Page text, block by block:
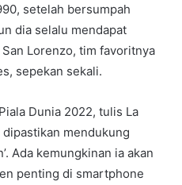
setelah bersumpah
dia selalu mendapat
Lorenzo, tim favoritnya
sepekan sekali.
Dunia 2022, tulis La
mendukung
Ada kemungkinan ia akan
penting di smartphone